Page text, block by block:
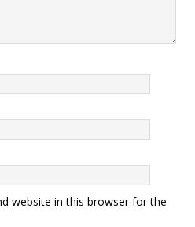
website in this browser for the